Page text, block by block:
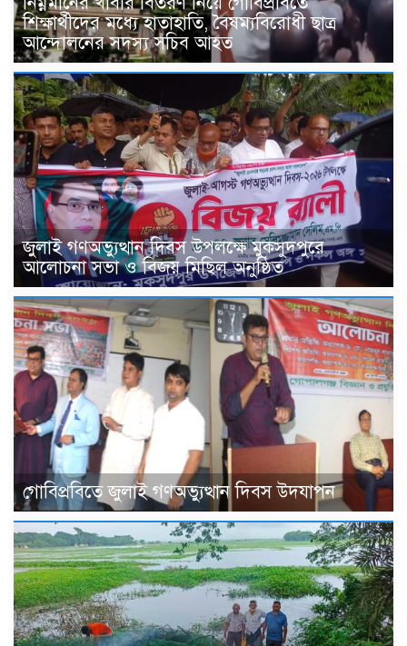
শিক্ষার্থীদের মধ্যে হাতাহাতি, বৈষম্যবিরোধী ছাত্র
আন্দোলনের সদস্য সচিব আহত
জুলাই গণঅভ্যুত্থান দিবস উপলক্ষে মুকসুদপুরে
আলোচনা সভা ও বিজয় মিছিল অনুষ্ঠিত
গোবিপ্রবিতে জুলাই গণঅভ্যুত্থান দিবস উদযাপন